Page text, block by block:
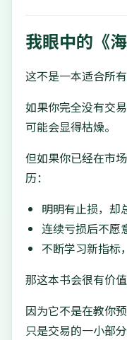
我眼中的《
这不是一本适合所有
如果你完全没有交
可能会显得枯燥。
但如果你已经在市
历：
明明有止损，却
连续亏损后不愿
不断学习新指标
那这本书会很有价值
因为它不是在教你
只是交易的一小部